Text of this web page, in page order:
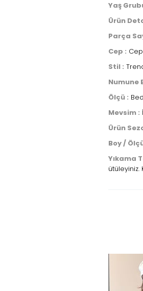
Yaş
Ürün
Parça
Cep :
Stil :
Numune
Ölçü :
Mevsim :
Ürün
Boy /
Yıkama
ütüleyiniz.